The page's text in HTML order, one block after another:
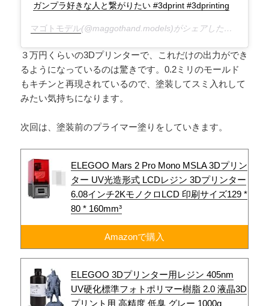
ガンプラ好きな人と繋がりたい #3dprint #3dprinting
マゴトモデル(@maggothand.models)がシェアした投稿 –
３万円くらいの3Dプリンターで、これだけの出力ができ
るようになっているのは驚きです。0.2ミリのモールド
もキチンと再現されているので、塗装してスミ入れして
みたい気持ちになります。
次回は、塗装前のプライマー塗りをしていきます。
ELEGOO Mars 2 Pro Mono MSLA 3Dプリン
ター UV光造形式 LCDレジン 3Dプリンター
6.08インチ2KモノクロLCD 印刷サイズ129 *
80 * 160mm³
Amazonで購入
ELEGOO 3Dプリンター用レジン 405nm
UV硬化標準フォトポリマー樹脂 2.0 液晶3D
プリント用 高精度 低臭 グレー 1000g